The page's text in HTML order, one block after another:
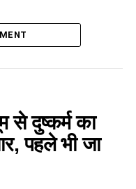
से दुष्कर्म का
पहले भी जा